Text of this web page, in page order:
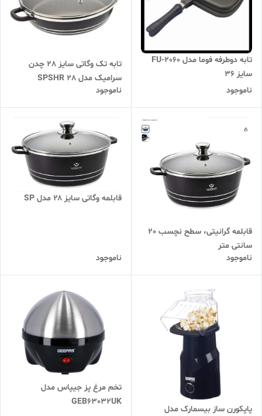
تابه دوطرفه فوما مدل FU-2060
سایز 36
ناموجود
تابه تک وگاتی سایز 28 چدن
سرامیک مدل SPSHR 28
ناموجود
قابلمه گرانیتی، سطح نچسب 20
سانتی متر
ناموجود
قابلمه وگاتی سایز ۲۸ مدل SP
ناموجود
پاپکورن ساز بیسمارک مدل
تخم مرغ پز جیپاس مدل
GEB63032UK